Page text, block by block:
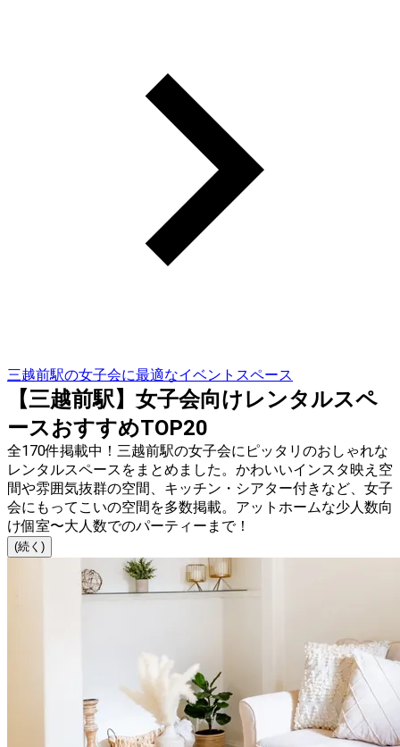
三越前駅の女子会に最適なイベントスペース
【三越前駅】女子会向けレンタルスペ
ースおすすめTOP20
全170件掲載中！三越前駅の女子会にピッタリのおしゃれな
レンタルスペースをまとめました。かわいいインスタ映え空
間や雰囲気抜群の空間、キッチン・シアター付きなど、女子
会にもってこいの空間を多数掲載。アットホームな少人数向
け個室〜大人数でのパーティーまで！
(続く)